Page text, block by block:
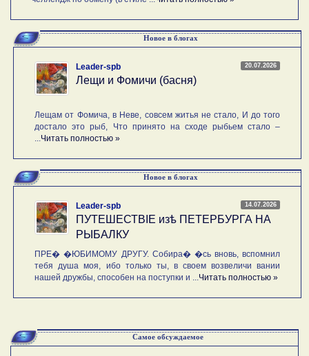
Новое в блогах
20.07.2026
Leader-spb
Лещи и Фомичи (басня)
Лещам от Фомича, в Неве, совсем житья не стало, И до того
достало это рыб, Что принято на сходе рыбьем стало –
...Читать полностью »
Новое в блогах
14.07.2026
Leader-spb
ПУТЕШЕСТВIE изѣ ПЕТЕРБУРГА НА
РЫБАЛКУ
ПРЕ� �ЮБИМОМУ ДРУГУ. Собира� �сь вновь, вспомнил
тебя душа моя, ибо только ты, в своем возвеличи вании
нашей дружбы, способен на поступки и ...Читать полностью »
Самое обсуждаемое